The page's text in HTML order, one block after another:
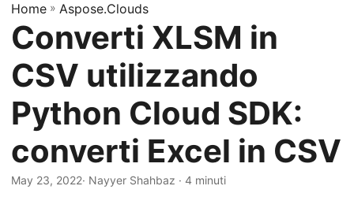
n
a
i
g
e
r
i
n
Home » Aspose.Clouds
Converti XLSM in
CSV utilizzando
Python Cloud SDK:
converti Excel in CSV
May 23, 2022· Nayyer Shahbaz · 4 minuti